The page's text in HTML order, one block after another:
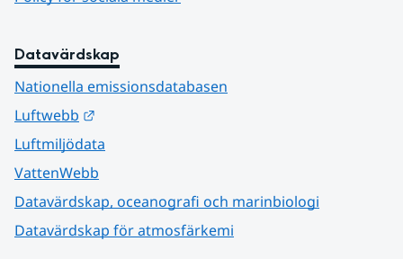
Datavärdskap
Nationella emissionsdatabasen
Luftwebb
Luftmiljödata
VattenWebb
Datavärdskap, oceanografi och marinbiologi
Datavärdskap för atmosfärkemi